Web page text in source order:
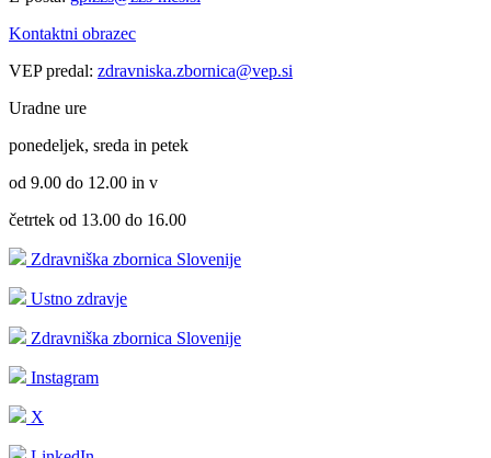
Kontaktni obrazec
VEP predal: zdravniska.zbornica@vep.si
Uradne ure
ponedeljek, sreda in petek
od 9.00 do 12.00 in v
četrtek od 13.00 do 16.00
Zdravniška zbornica Slovenije
Ustno zdravje
Zdravniška zbornica Slovenije
Instagram
X